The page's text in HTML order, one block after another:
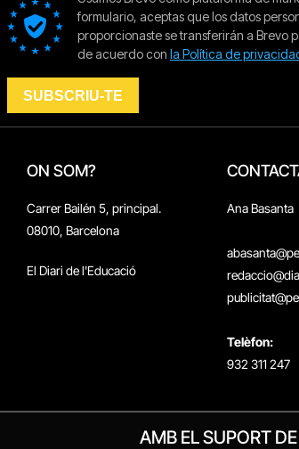
ON SOM?
Carrer Bailén 5, principal.
08010, Barcelona
El Diari de l'Educació
Ana Basanta
Telèfon:
932 311 247
AMB EL SUPORT DE